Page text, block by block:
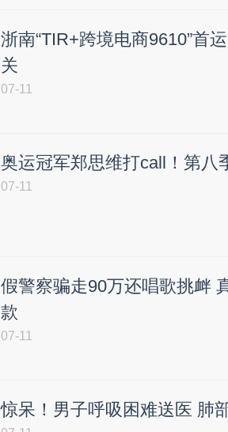
浙南“TIR+跨境电商9610”首
关
07-11
奥运冠军郑思维打call！第八
07-11
假警察骗走90万还唱歌挑衅
款
07-11
惊呆！男子呼吸困难送医 肺